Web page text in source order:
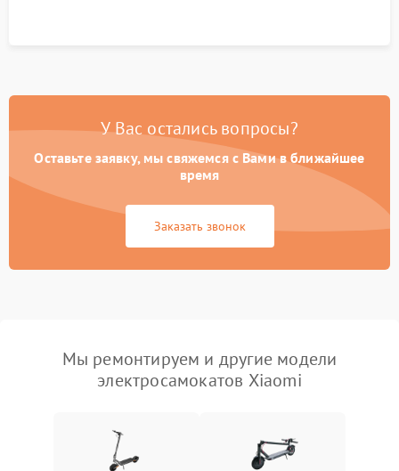
У Вас остались вопросы?
Оставьте заявку, мы свяжемся с Вами в ближайшее
время
Заказать звонок
Мы ремонтируем и другие модели
электросамокатов Xiaomi